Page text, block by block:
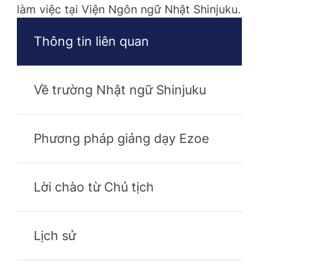
làm việc tại Viện Ngôn ngữ Nhật Shinjuku.
Thông tin liên quan
Về trường Nhật ngữ Shinjuku
Phương pháp giảng dạy Ezoe
Lời chào từ Chủ tịch
Lịch sử